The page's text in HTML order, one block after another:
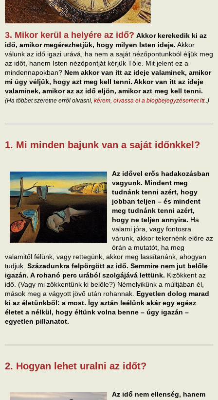
3. Mikor kerül a helyére az idő? Akkor kerekedik ki az
idő, amikor megérezhetjük, hogy milyen Isten ideje. Akkor
válunk az idő igazi urává, ha nem a saját nézőpontunkból éljük meg
az időt, hanem Isten nézőpontját kérjük Tőle. Mit jelent ez a
mindennapokban? Nem akkor van itt az ideje valaminek, amikor
mi úgy véljük, hogy azt meg kell tenni. Akkor van itt az ideje
valaminek, amikor az az idő eljön, amikor azt meg kell tenni.
(Ha többet szeretne erről olvasni, kérem, olvassa el a blogbejegyzésemet itt. .)
1. Mi minden bajunk van a saját időnkkel?
Az idővel erős hadakozásban
vagyunk. Mindent meg
tudnánk tenni azért, hogy
jobban teljen – és mindent
meg tudnánk tenni azért,
hogy ne teljen annyira. Ha
valami jóra, vagy fontosra
várunk, akkor tekernénk előre az
órán a mutatót, ha meg
valamitől félünk, vagy rettegünk, akkor meg lassítanánk, ahogyan
tudjuk. Századunkra felpörgött az idő. Semmire nem jut belőle
igazán. A rohanó perc urából szolgájává lettünk. Kizökkent az
idő. (Vagy mi zökkentünk ki belőle?) Némelyikünk a múltjában él,
mások meg a vágyott jövő után rohannak. Egyetlen dolog marad
ki az életünkből: a most. Így aztán leélünk akár egy egész
életet a nélkül, hogy éltünk volna benne – úgy igazán –
egyetlen pillanatot.
2. Hogyan lehet uralni az időt?
Az idő nem ellenség, hanem